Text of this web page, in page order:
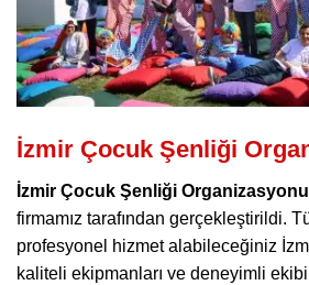
İzmir Çocuk Şenliği
İzmir Çocuk Şenliği
firmamız tarafından gerçekleştirildi.
profesyonel hizmet alabileceğiniz
kaliteli ekipmanları ve deneyimli